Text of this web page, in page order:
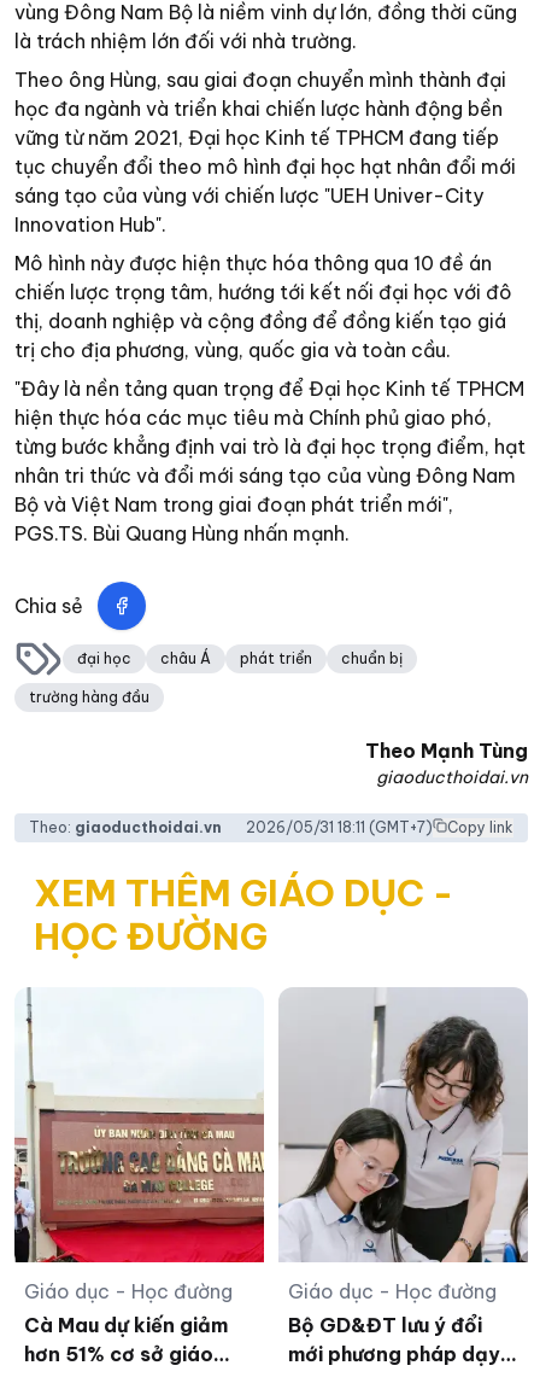
vùng Đông Nam Bộ là niềm vinh dự lớn, đồng thời cũng
là trách nhiệm lớn đối với nhà trường.
Theo ông Hùng, sau giai đoạn chuyển mình thành đại
học đa ngành và triển khai chiến lược hành động bền
vững từ năm 2021, Đại học Kinh tế TPHCM đang tiếp
tục chuyển đổi theo mô hình đại học hạt nhân đổi mới
sáng tạo của vùng với chiến lược "UEH Univer-City
Innovation Hub".
Mô hình này được hiện thực hóa thông qua 10 đề án
chiến lược trọng tâm, hướng tới kết nối đại học với đô
thị, doanh nghiệp và cộng đồng để đồng kiến tạo giá
trị cho địa phương, vùng, quốc gia và toàn cầu.
"Đây là nền tảng quan trọng để Đại học Kinh tế TPHCM
hiện thực hóa các mục tiêu mà Chính phủ giao phó,
từng bước khẳng định vai trò là đại học trọng điểm, hạt
nhân tri thức và đổi mới sáng tạo của vùng Đông Nam
Bộ và Việt Nam trong giai đoạn phát triển mới",
PGS.TS. Bùi Quang Hùng nhấn mạnh.
Chia sẻ
đại học châu Á phát triển chuẩn bị
trường hàng đầu
Theo Mạnh Tùng
giaoducthoidai.vn
Theo: giaoducthoidai.vn 2026/05/31 18:11 (GMT+7) Copy link
XEM THÊM GIÁO DỤC -
HỌC ĐƯỜNG
Giáo dục - Học đường
Cà Mau dự kiến giảm
hơn 51% cơ sở giáo
Giáo dục - Học đường
Bộ GD&ĐT lưu ý đổi
mới phương pháp dạy